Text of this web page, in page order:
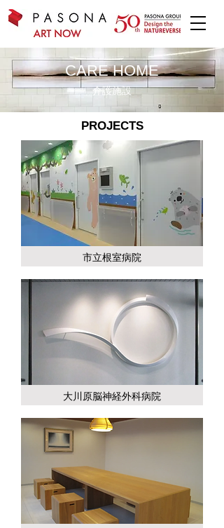
CARE HOME
​介護施設
PROJECTS
市立根室病院
大川原脳神経外科病院